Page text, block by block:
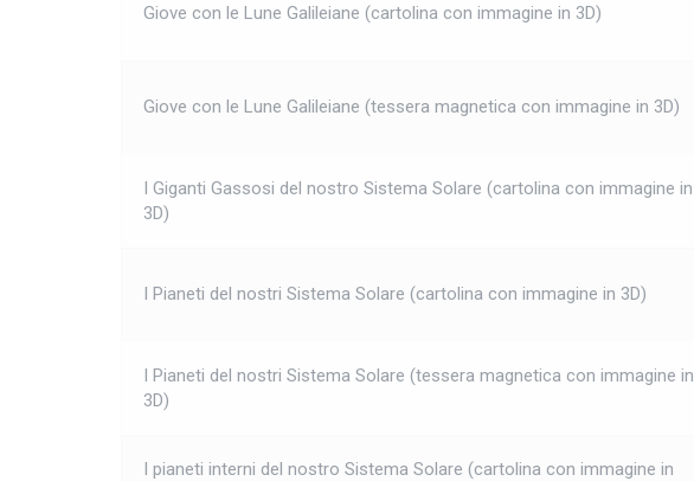
Giove con le Lune Galileiane (cartolina con immagine in 3D)
Giove con le Lune Galileiane (tessera magnetica con immagine in 3D)
I Giganti Gassosi del nostro Sistema Solare (cartolina con immagine in
3D)
I Pianeti del nostri Sistema Solare (cartolina con immagine in 3D)
I Pianeti del nostri Sistema Solare (tessera magnetica con immagine in
3D)
I pianeti interni del nostro Sistema Solare (cartolina con immagine in